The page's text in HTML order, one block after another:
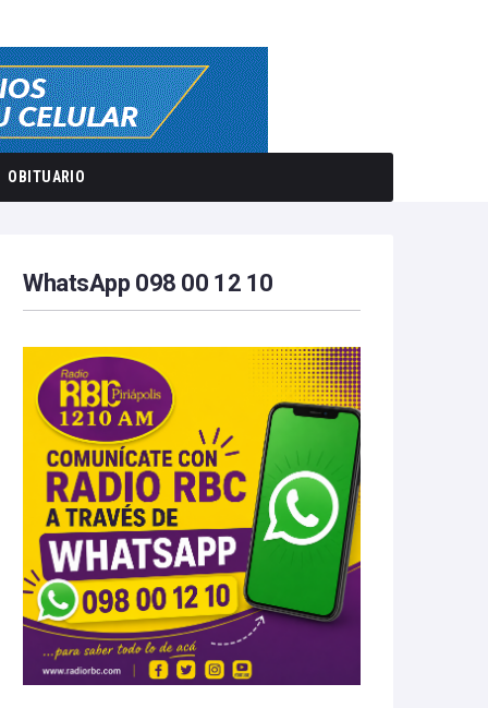
OBITUARIO
WhatsApp 098 00 12 10